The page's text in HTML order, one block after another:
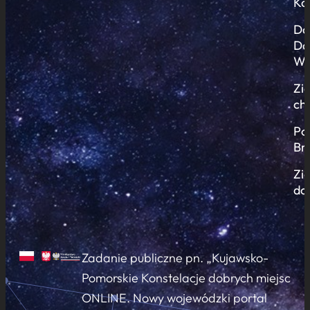
Zadanie publiczne pn. „Kujawsko-
Pomorskie Konstelacje dobrych miejsc
ONLINE. Nowy wojewódzki portal